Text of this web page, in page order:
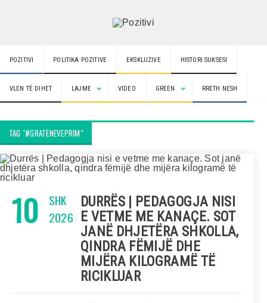
POZITIVI POLITIKA POZITIVE EKSKLUZIVE HISTORI SUKSESI
VLEN TË DIHET LAJME VIDEO GREEN RRETH NESH
TAG "#GRATENEVEPRIM"
10
SHK
2026
DURRËS | PEDAGOGJA NISI
E VETME ME KANAÇE. SOT
JANË DHJETËRA SHKOLLA,
QINDRA FËMIJË DHE
MIJËRA KILOGRAMË TË
RICIKLUAR